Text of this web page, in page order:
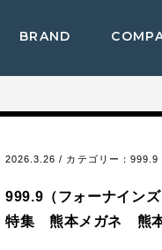
BRAND
2026.3.26 / カテゴリー： 999.9
999.9（フォーナイン
特集 熊本メガネ 熊